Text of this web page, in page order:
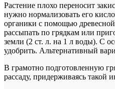
Растение плохо переносит
нужно нормализовать его
органики с помощью
рассыпать по грядкам или
земли (2 ст. л. на 1 л воды). С
удобрить. Альтернативный
В грамотно подготовленную
рассаду, придерживаясь такой